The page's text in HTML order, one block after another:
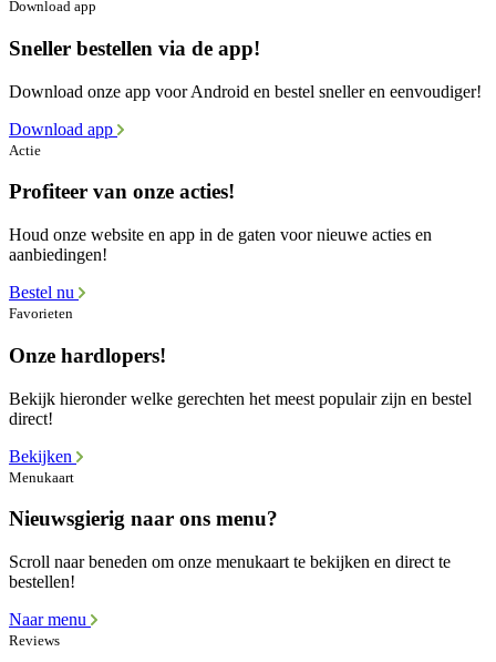
Download app
Sneller bestellen via de app!
Download onze app voor Android en bestel sneller en eenvoudiger!
Download app
Actie
Profiteer van onze acties!
Houd onze website en app in de gaten voor nieuwe acties en
aanbiedingen!
Bestel nu
Favorieten
Onze hardlopers!
Bekijk hieronder welke gerechten het meest populair zijn en bestel
direct!
Bekijken
Menukaart
Nieuwsgierig naar ons menu?
Scroll naar beneden om onze menukaart te bekijken en direct te
bestellen!
Naar menu
Reviews